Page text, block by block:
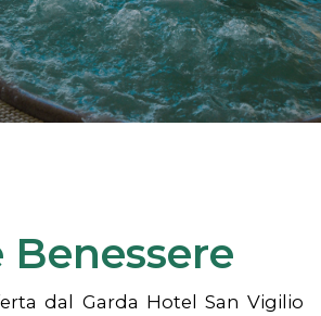
Benessere
dal Garda Hotel San Vigilio